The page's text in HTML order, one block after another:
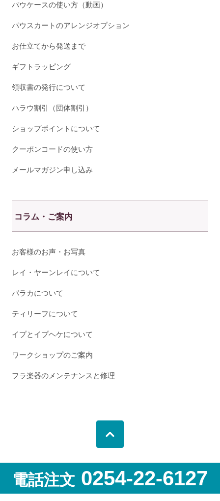
パウケースの使い方（動画）
パウスカートのアレンジオプション
お仕立てから発送まで
ギフトラッピング
領収書の発行について
ハラウ割引（団体割引）
ショップポイントについて
クーポンコードの使い方
メールマガジン申し込み
コラム・ご案内
お客様のお声・お写真
レイ・ヤーンレイについて
パラカについて
ティリーフについて
イプとイプヘケについて
ワークショップのご案内
フラ楽器のメンテナンスと修理
電話注文 0254-22-6127